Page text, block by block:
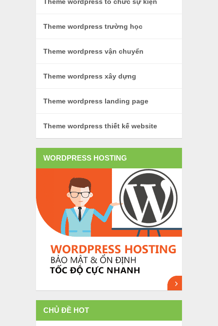
Theme wordpress trường học
Theme wordpress vận chuyển
Theme wordpress xây dựng
Theme wordpress landing page
Theme wordpress thiết kế website
WORDPRESS HOSTING
CHỦ ĐỀ HOT